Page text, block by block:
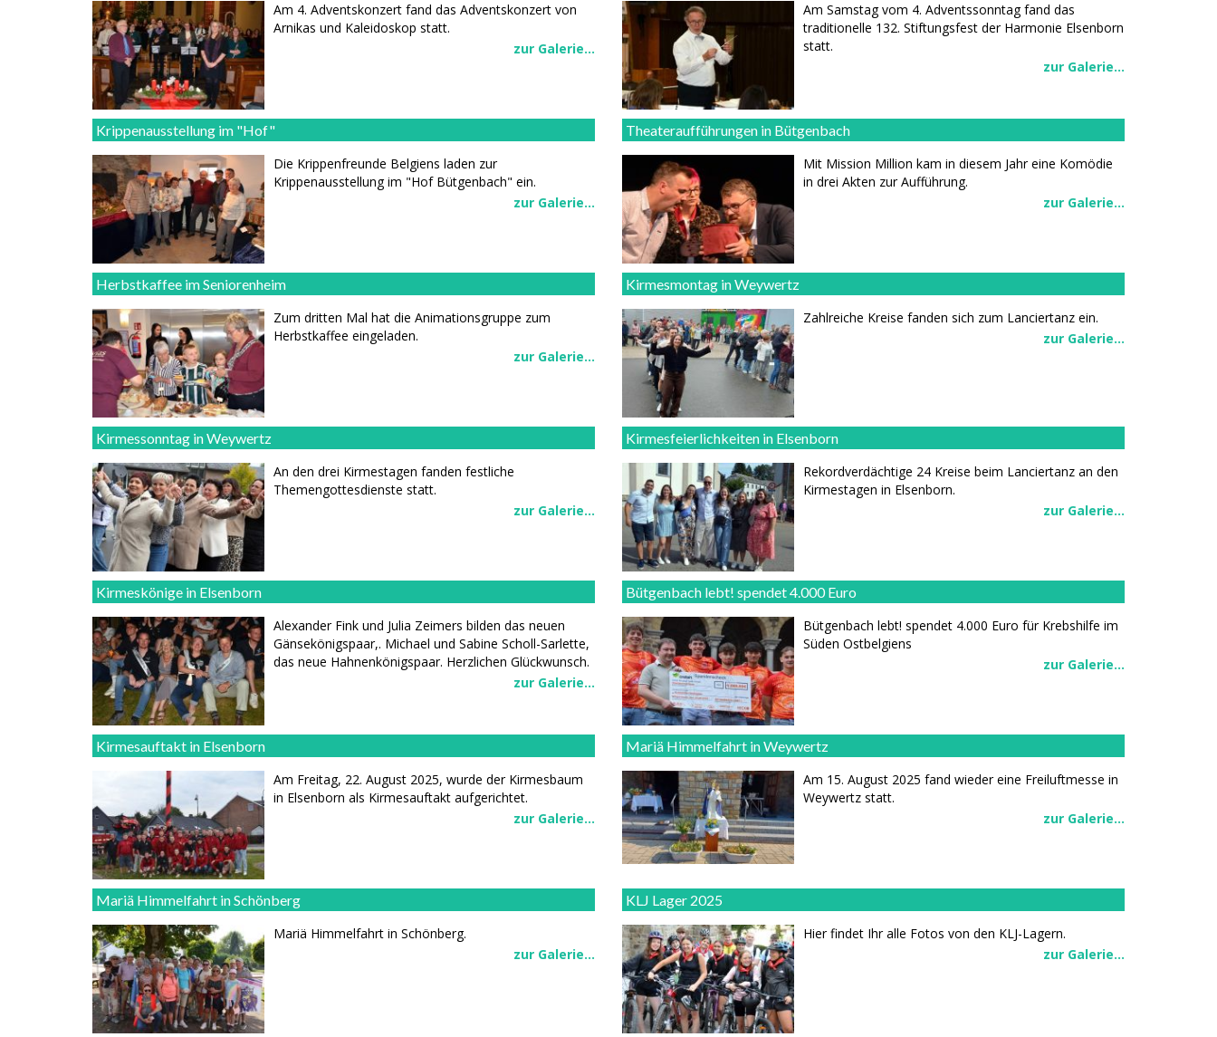
Am 4. Adventskonzert fand das Adventskonzert von
Arnikas und Kaleidoskop statt.
zur Galerie...
Am Samstag vom 4. Adventssonntag fand das
traditionelle 132. Stiftungsfest der Harmonie Elsenborn
statt.
zur Galerie...
Krippenausstellung im "Hof"
Die Krippenfreunde Belgiens laden zur
Krippenausstellung im "Hof Bütgenbach" ein.
zur Galerie...
Theateraufführungen in Bütgenbach
Mit Mission Million kam in diesem Jahr eine Komödie
in drei Akten zur Aufführung.
zur Galerie...
Herbstkaffee im Seniorenheim
Zum dritten Mal hat die Animationsgruppe zum
Herbstkaffee eingeladen.
zur Galerie...
Kirmesmontag in Weywertz
Zahlreiche Kreise fanden sich zum Lanciertanz ein.
zur Galerie...
Kirmessonntag in Weywertz
An den drei Kirmestagen fanden festliche
Themengottesdienste statt.
zur Galerie...
Kirmesfeierlichkeiten in Elsenborn
Rekordverdächtige 24 Kreise beim Lanciertanz an den
Kirmestagen in Elsenborn.
zur Galerie...
Kirmeskönige in Elsenborn
Alexander Fink und Julia Zeimers bilden das neuen
Gänsekönigspaar,. Michael und Sabine Scholl-Sarlette,
das neue Hahnenkönigspaar. Herzlichen Glückwunsch.
zur Galerie...
Bütgenbach lebt! spendet 4.000 Euro
Bütgenbach lebt! spendet 4.000 Euro für Krebshilfe im
Süden Ostbelgiens
zur Galerie...
Kirmesauftakt in Elsenborn
Am Freitag, 22. August 2025, wurde der Kirmesbaum
in Elsenborn als Kirmesauftakt aufgerichtet.
zur Galerie...
Mariä Himmelfahrt in Weywertz
Am 15. August 2025 fand wieder eine Freiluftmesse in
Weywertz statt.
zur Galerie...
Mariä Himmelfahrt in Schönberg
Mariä Himmelfahrt in Schönberg.
zur Galerie...
KLJ Lager 2025
Hier findet Ihr alle Fotos von den KLJ-Lagern.
zur Galerie...